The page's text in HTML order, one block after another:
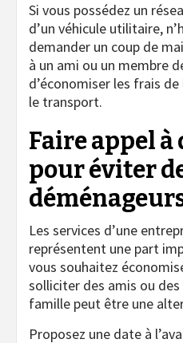
Si vous possédez un
d’un véhicule utilitaire,
demander un coup de
à un ami ou un membre
d’économiser les frais
le transport.
Faire appel à
pour éviter
Les services d’une
représentent une part
vous souhaitez
solliciter des amis ou
famille peut être une
Proposez une date à